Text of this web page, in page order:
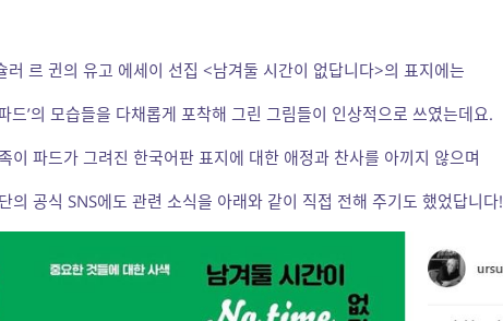
러 르 귄의 유고 에세이 선집 <남겨둘 시간이 없답니다>의 표지에는
드’의 모습들을 다채롭게 포착해 그린 그림들이 인상적으로 쓰였는데요.
이 파드가 그려진 한국어판 표지에 대한 애정과 찬사를 아끼지 않으며
의 공식 SNS에도 관련 소식을 아래와 같이 직접 전해 주기도 했었답니다!